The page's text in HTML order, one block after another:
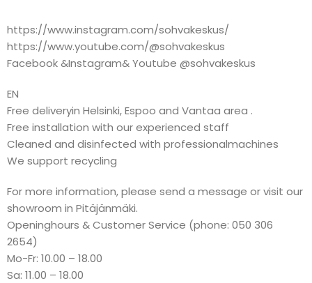
https://www.instagram.com/sohvakeskus/
https://www.youtube.com/@sohvakeskus
Facebook &Instagram& Youtube @sohvakeskus
EN
Free deliveryin Helsinki, Espoo and Vantaa area .
Free installation with our experienced staff
Cleaned and disinfected with professionalmachines
We support recycling
For more information, please send a message or visit our
showroom in Pitäjänmäki.
Openinghours & Customer Service (phone: 050 306
2654)
Mo-Fr: 10.00 – 18.00
Sa: 11.00 – 18.00